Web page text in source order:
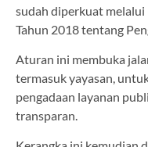
sudah diperkuat
Tahun 2018 tentang
Aturan ini membuka
termasuk yayasan,
pengadaan layanan
transparan.